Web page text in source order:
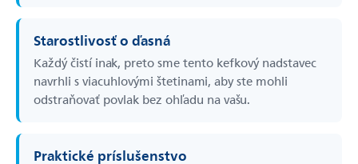
Starostlivosť o ďasná
Každý čistí inak, preto sme tento kefkový nadstavec
navrhli s viacuhlovými štetinami, aby ste mohli
odstraňovať povlak bez ohľadu na vašu.
Praktické príslušenstvo